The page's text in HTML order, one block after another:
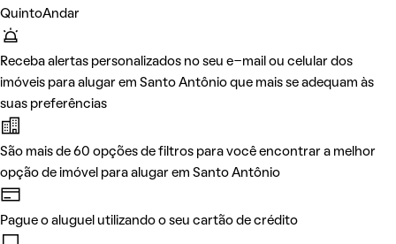
QuintoAndar
Receba alertas personalizados no seu e-mail ou celular dos
imóveis para alugar em Santo Antônio que mais se adequam às
suas preferências
São mais de 60 opções de filtros para você encontrar a melhor
opção de imóvel para alugar em Santo Antônio
Pague o aluguel utilizando o seu cartão de crédito